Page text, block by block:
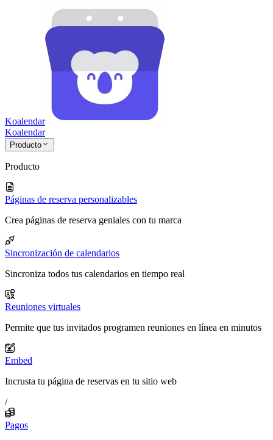
Koalendar
Koalendar
Producto
Producto
Páginas de reserva personalizables
Crea páginas de reserva geniales con tu marca
Sincronización de calendarios
Sincroniza todos tus calendarios en tiempo real
Reuniones virtuales
Permite que tus invitados programen reuniones en línea en minutos
Embed
Incrusta tu página de reservas en tu sitio web
/
Pagos